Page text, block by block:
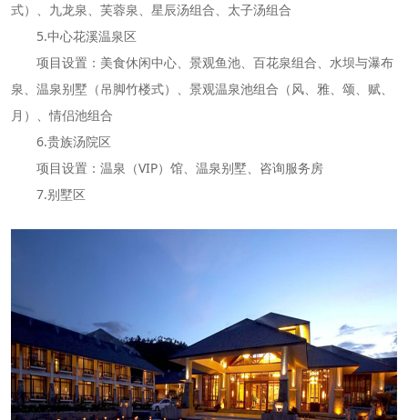
式）、九龙泉、芙蓉泉、星辰汤组合、太子汤组合
5.中心花溪温泉区
项目设置：美食休闲中心、景观鱼池、百花泉组合、水坝与瀑布
泉、温泉别墅（吊脚竹楼式）、景观温泉池组合（风、雅、颂、赋、
月）、情侣池组合
6.贵族汤院区
项目设置：温泉（VIP）馆、温泉别墅、咨询服务房
7.别墅区